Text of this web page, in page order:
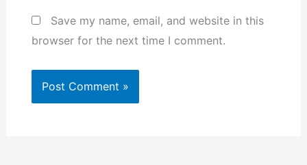
Save my name, email, and website in this
browser for the next time I comment.